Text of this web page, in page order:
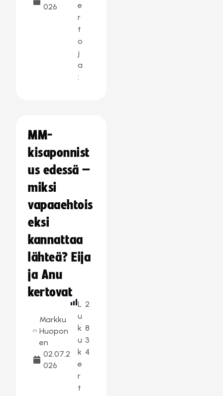
026
e
r
t
o
j
a
:
MM-
kisaponnist
us edessä –
miksi
vapaaehtois
eksi
kannattaa
lähteä? Eija
ja Anu
kertovat
Markku
Huopon
en
02.07.2
026
L
u
k
u
k
e
r
t
2
8
3
4